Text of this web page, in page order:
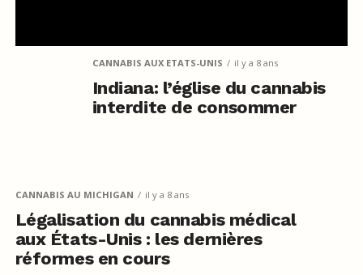
CANNABIS AUX ETATS-UNIS il y a 8 ans
Indiana: l’église du cannabis
interdite de consommer
CANNABIS AU MICHIGAN il y a 8 ans
Légalisation du cannabis médical
aux États-Unis : les dernières
réformes en cours